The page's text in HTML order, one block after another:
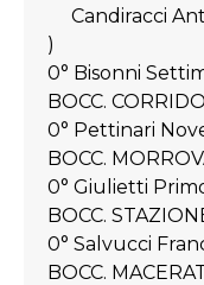
Candiracci
)
0° Bisonni
BOCC.
0° Pettinari
BOCC.
0° Giulietti
BOCC.
0° Salvucci
BOCC.